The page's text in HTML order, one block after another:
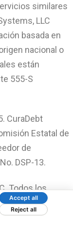
similares
LLC
basada en
nacional o
están
555-S
CuraDebt
Estatal de
de
DSP-13.
Todos los
Accept all
Reject all